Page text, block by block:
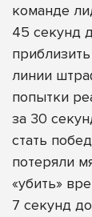
команде
45 секунд
линии
попытки
за 30
стать
потеряли
«убить»
7 секунд